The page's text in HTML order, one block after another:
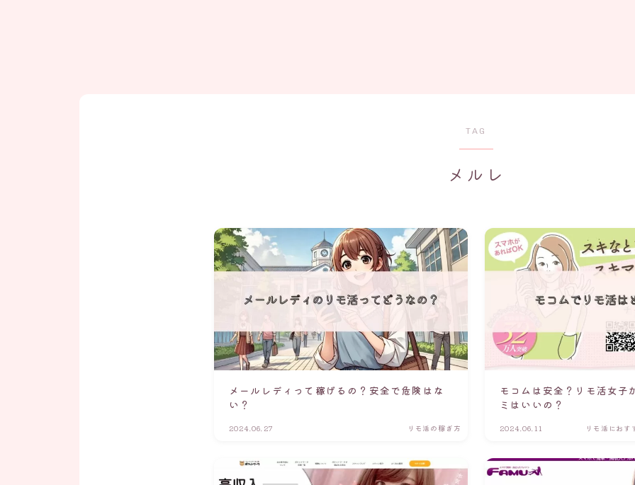
TAG
メルレ
メールレディって稼げるの？安全で危険はな
い？
2024.06.27 リモ活の稼ぎ方
モコムは安全？リモ活女子
ミはいいの？
2024.06.11 リモ活におす